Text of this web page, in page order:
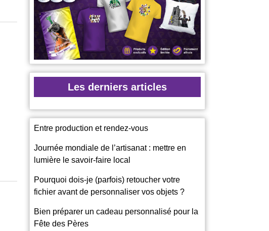
Les derniers articles
Entre production et rendez-vous
Journée mondiale de l’artisanat : mettre en
lumière le savoir-faire local
Pourquoi dois-je (parfois) retoucher votre
fichier avant de personnaliser vos objets ?
Bien préparer un cadeau personnalisé pour la
Fête des Pères